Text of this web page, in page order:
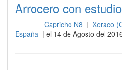
Arrocero con
Capricho N8 | Xeraco
España | el 14 de Agosto del 2016